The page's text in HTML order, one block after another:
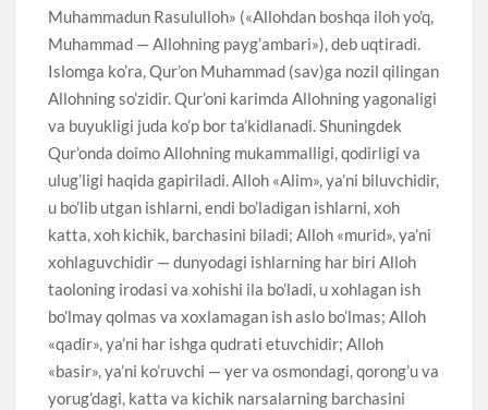
Muhammadun Rasululloh» («Allohdan boshqa iloh yo’q,
Muhammad — Allohning payg’ambari»), deb uqtiradi.
Islomga ko’ra, Qur’on Muhammad (sav)ga nozil qilingan
Allohning so’zidir. Qur’oni karimda Allohning yagonaligi
va buyukligi juda ko’p bor ta’kidlanadi. Shuningdek
Qur’onda doimo Allohning mukammalligi, qodirligi va
ulug’ligi haqida gapiriladi. Alloh «Alim», ya’ni biluvchidir,
u bo’lib utgan ishlarni, endi bo’ladigan ishlarni, xoh
katta, xoh kichik, barchasini biladi; Alloh «murid», ya’ni
xohlaguvchidir — dunyodagi ishlarning har biri Alloh
taoloning irodasi va xohishi ila bo’ladi, u xohlagan ish
bo’lmay qolmas va xoxlamagan ish aslo bo’lmas; Alloh
«qadir», ya’ni har ishga qudrati etuvchidir; Alloh
«basir», ya’ni ko’ruvchi — yer va osmondagi, qorong’u va
yorug’dagi, katta va kichik narsalarning barchasini